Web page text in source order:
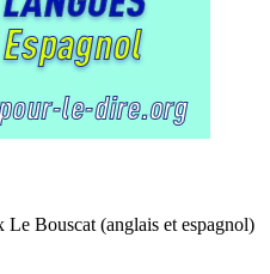
Le Bouscat (anglais et espagnol)